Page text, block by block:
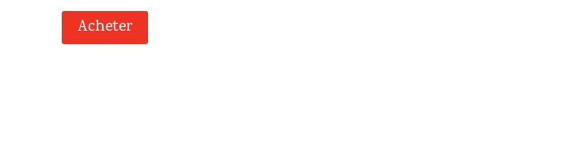
Acheter